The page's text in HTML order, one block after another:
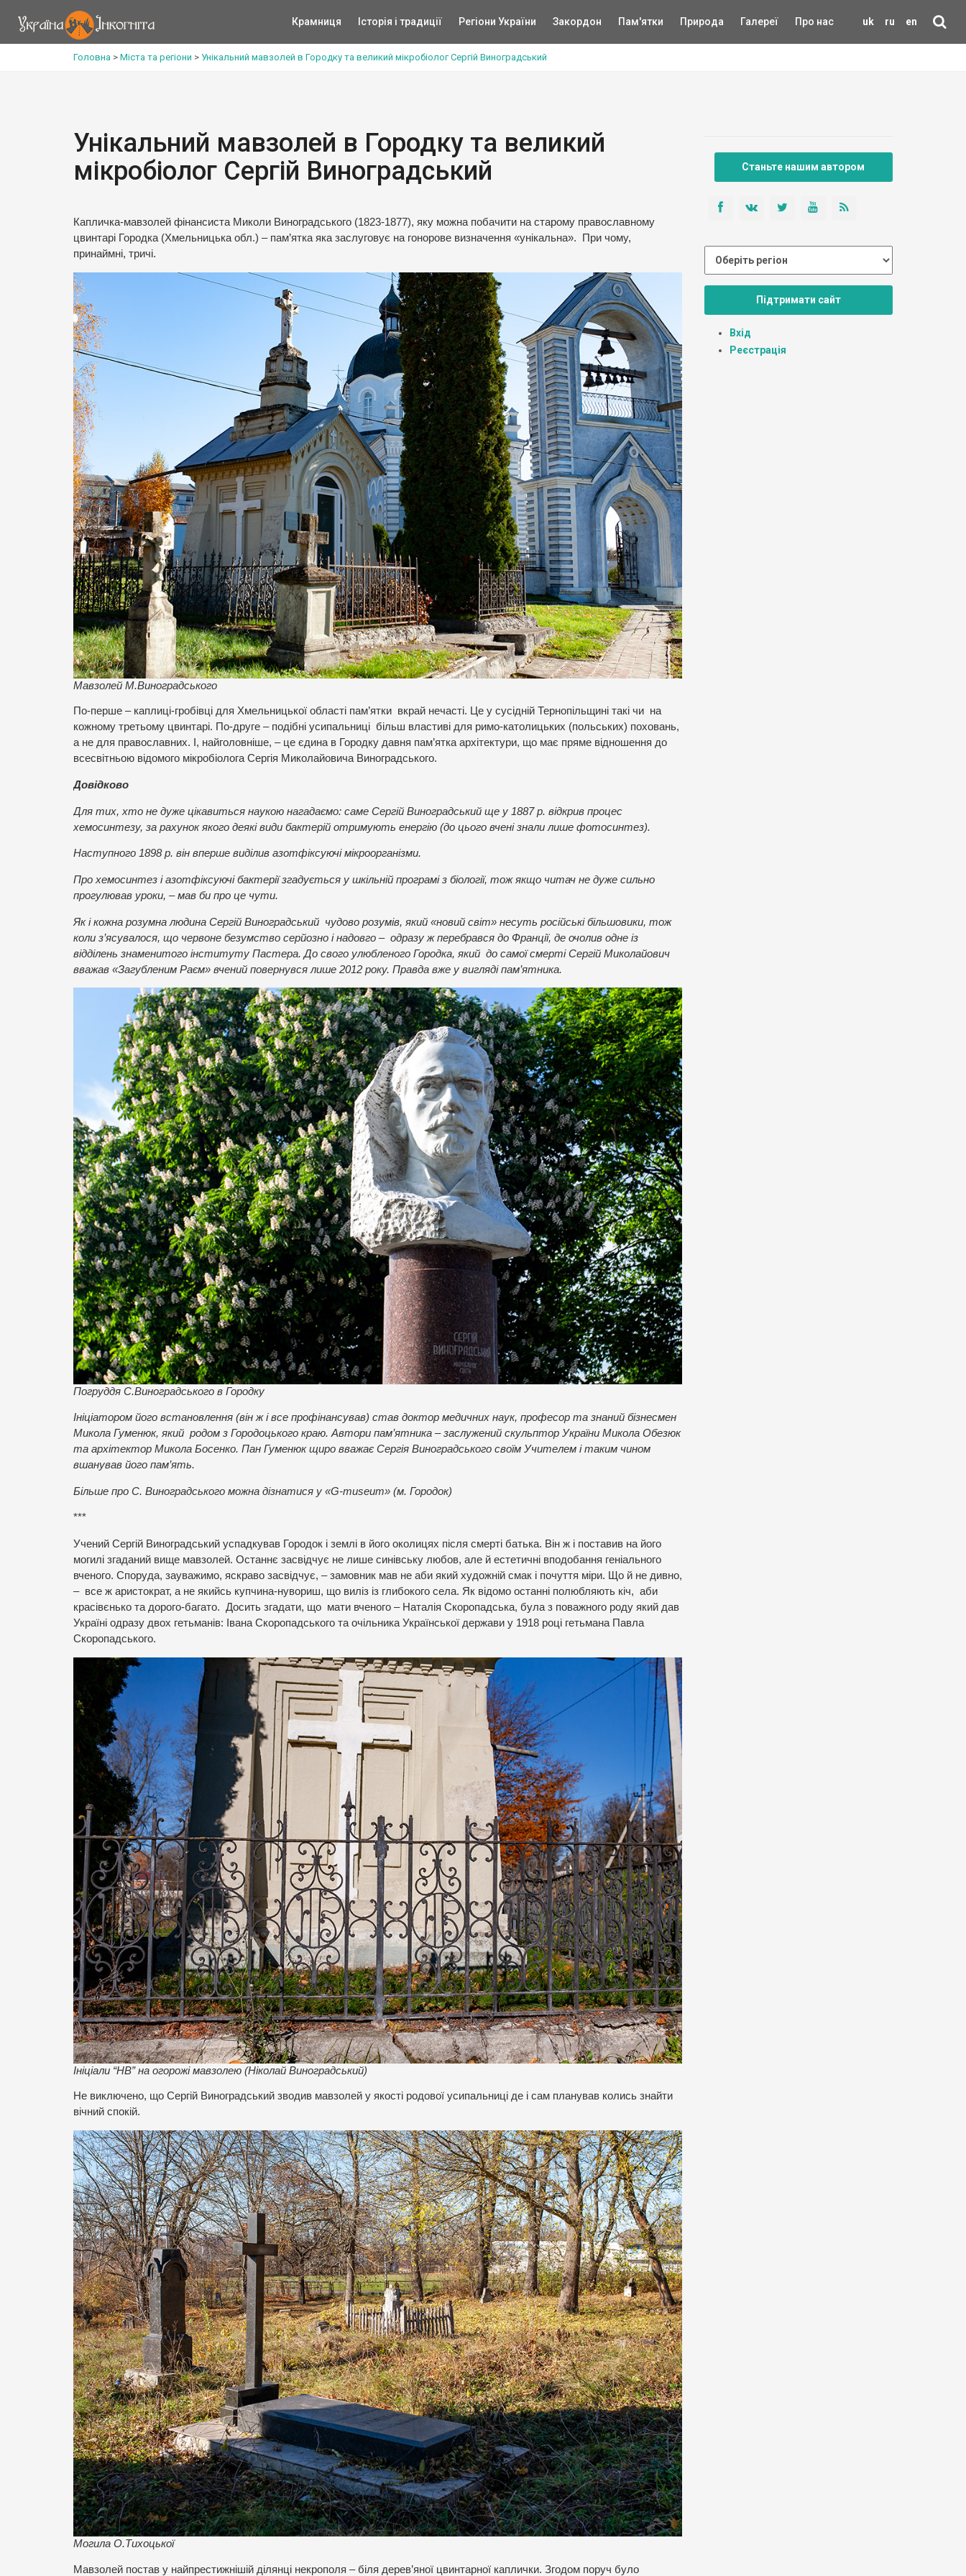
uk ru en
Крамниця Історія і традиції Регіони України Закордон Пам'ятки Природа Галереї Про нас
Головна > Міста та регіони > Унікальний мавзолей в Городку та великий мікробіолог Сергій Виноградський
Унікальний мавзолей в Городку та великий
мікробіолог Сергій Виноградський
Капличка-мавзолей фінансиста Миколи Виноградського (1823-1877), яку можна побачити на старому православному
цвинтарі Городка (Хмельницька обл.) – пам’ятка яка заслуговує на гонорове визначення «унікальна». При чому,
принаймні, тричі.
Мавзолей М.Виноградського
По-перше – каплиці-гробівці для Хмельницької області пам’ятки вкрай нечасті. Це у сусідній Тернопільщині такі чи на
кожному третьому цвинтарі. По-друге – подібні усипальниці більш властиві для римо-католицьких (польських) поховань,
а не для православних. І, найголовніше, – це єдина в Городку давня пам’ятка архітектури, що має пряме відношення до
всесвітньою відомого мікробіолога Сергія Миколайовича Виноградського.
Довідково
Для тих, хто не дуже цікавиться наукою нагадаємо: саме Сергій Виноградський ще у 1887 р. відкрив процес
хемосинтезу, за рахунок якого деякі види бактерій отримують енергію (до цього вчені знали лише фотосинтез).
Наступного 1898 р. він вперше виділив азотфіксуючі мікроорганізми.
Про хемосинтез і азотфіксуючі бактерії згадується у шкільній програмі з біології, тож якщо читач не дуже сильно
прогулював уроки, – мав би про це чути.
Як і кожна розумна людина Сергій Виноградський чудово розумів, який «новий світ» несуть російські більшовики, тож
коли з’ясувалося, що червоне безумство серйозно і надовго – одразу ж перебрався до Франції, де очолив одне із
відділень знаменитого інституту Пастера. До свого улюбленого Городка, який до самої смерті Сергій Миколайович
вважав «Загубленим Раєм» вчений повернувся лише 2012 року. Правда вже у вигляді пам’ятника.
Погруддя С.Виноградського в Городку
Ініціатором його встановлення (він ж і все профінансував) став доктор медичних наук, професор та знаний бізнесмен
Микола Гуменюк, який родом з Городоцького краю. Автори пам’ятника – заслужений скульптор України Микола Обезюк
та архітектор Микола Босенко. Пан Гуменюк щиро вважає Сергія Виноградського своїм Учителем і таким чином
вшанував його пам’ять.
Більше про С. Виноградського можна дізнатися у «G-museum» (м. Городок)
***
Учений Сергій Виноградський успадкував Городок і землі в його околицях після смерті батька. Він ж і поставив на його
могилі згаданий вище мавзолей. Останнє засвідчує не лише синівську любов, але й естетичні вподобання геніального
вченого. Споруда, зауважимо, яскраво засвідчує, – замовник мав не аби який художній смак і почуття міри. Що й не дивно,
– все ж аристократ, а не якийсь купчина-нувориш, що виліз із глибокого села. Як відомо останні полюбляють кіч, аби
красівєнько та дорого-багато. Досить згадати, що мати вченого – Наталія Скоропадська, була з поважного роду який дав
Україні одразу двох гетьманів: Івана Скоропадського та очільника Української держави у 1918 році гетьмана Павла
Скоропадського.
Ініціали “НВ” на огорожі мавзолею (Ніколай Виноградський)
Не виключено, що Сергій Виноградський зводив мавзолей у якості родової усипальниці де і сам планував колись знайти
вічний спокій.
Могила О.Тихоцької
Мавзолей постав у найпрестижнішій ділянці некрополя – біля дерев’яної цвинтарної каплички. Згодом поруч було
Станьте нашим автором
Підтримати сайт
Вхід
Реєстрація